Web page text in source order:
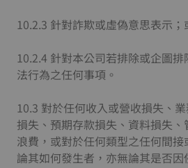
10.2.3 針對詐欺或虛偽意思表示；
10.2.4 針對本公司若排除或企圖
法行為之任何事項。
10.3 對於任何收入或營收損失、
損失、預期存款損失、資料損失
浪費，或對於任何類型之任何間
論其如何發生者，亦無論其是否